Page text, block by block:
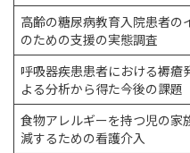
高齢の糖尿病教育入院患者の
のための支援の実態調査
呼吸器疾患患者における褥瘡
よる分析から得た今後の課題
食物アレルギーを持つ児の家
減するための看護介入